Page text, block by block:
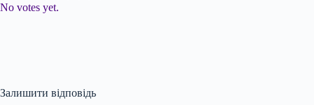
No votes yet.
Залишити відповідь